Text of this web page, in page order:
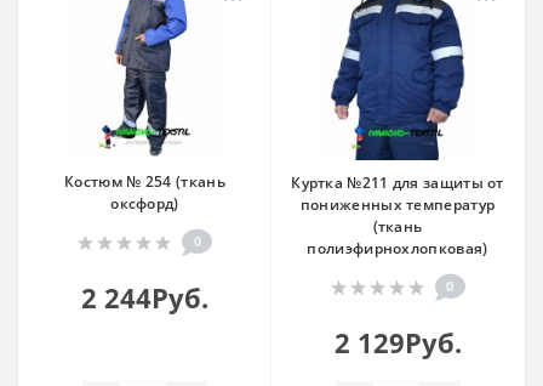
Костюм № 254 (ткань
оксфорд)
0
2 244Руб.
Куртка №211 для защиты от
пониженных температур
(ткань
полиэфирнохлопковая)
0
2 129Руб.